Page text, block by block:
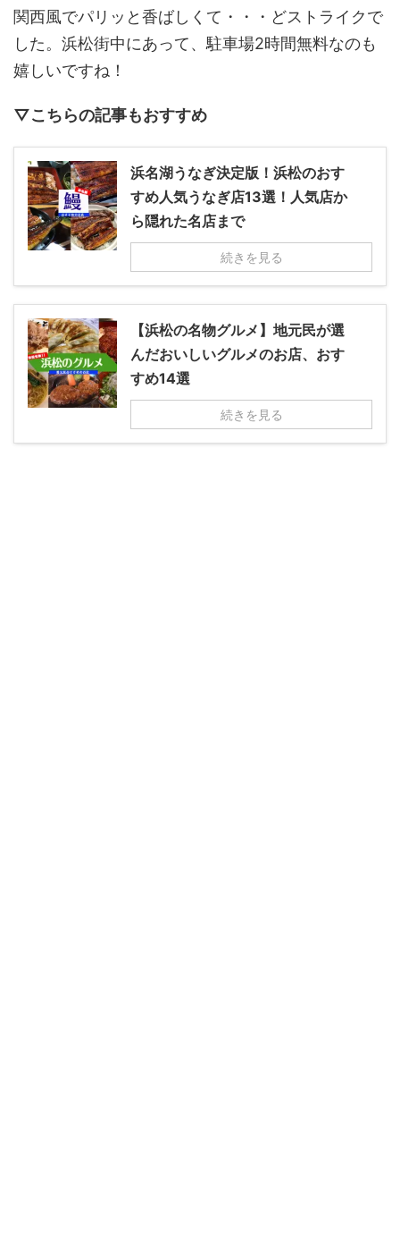
関西風でパリッと香ばしくて・・・どストライクで
した。浜松街中にあって、駐車場2時間無料なのも
嬉しいですね！
▽こちらの記事もおすすめ
浜名湖うなぎ決定版！浜松のおす
すめ人気うなぎ店13選！人気店か
ら隠れた名店まで
続きを見る
【浜松の名物グルメ】地元民が選
んだおいしいグルメのお店、おす
すめ14選
続きを見る